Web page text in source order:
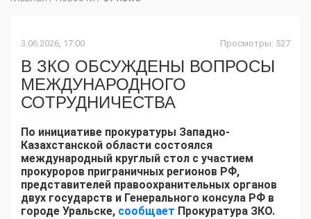
3.06.2026, 17:00 Просмотры: 527
В ЗКО ОБСУЖДЕНЫ ВОПРОСЫ
МЕЖДУНАРОДНОГО
СОТРУДНИЧЕСТВА
По инициативе прокуратуры Западно-
Казахстанской области состоялся
международный круглый стол с участием
прокуроров приграничных регионов РФ,
представителей правоохранительных органов
двух государств и Генерального консула РФ в
городе Уральске, сообщает Прокуратура ЗКО.